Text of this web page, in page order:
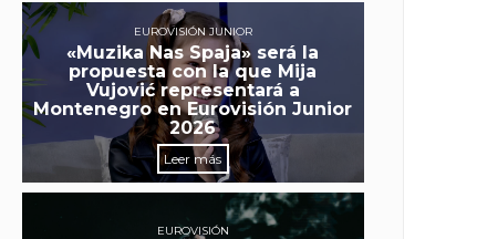
EUROVISIÓN JUNIOR
«Muzika Nas Spaja» será la
propuesta con la que Mija
Vujović representará a
Montenegro en Eurovisión Junior
2026
Leer más
EUROVISIÓN